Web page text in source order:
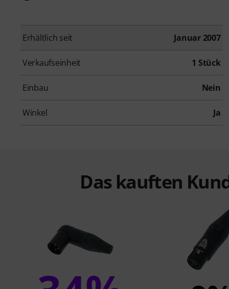
Erhältlich seit Januar 2007
Verkaufseinheit 1 Stück
Einbau Nein
Winkel Ja
Das kauften